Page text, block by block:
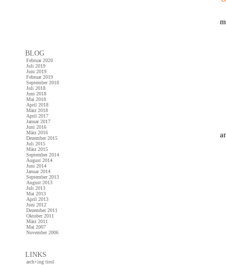
BLOG
Februar 2020
Juli 2019
Juni 2019
Februar 2019
September 2018
Juli 2018
Juni 2018
Mai 2018
April 2018
März 2018
April 2017
Januar 2017
Juni 2016
März 2016
Dezember 2015
Juli 2015
März 2015
September 2014
August 2014
Juni 2014
Januar 2014
September 2013
August 2013
Juli 2013
Mai 2013
April 2013
Juni 2012
Dezember 2011
Oktober 2011
März 2011
Mai 2007
November 2006
LINKS
arch+ing tirol